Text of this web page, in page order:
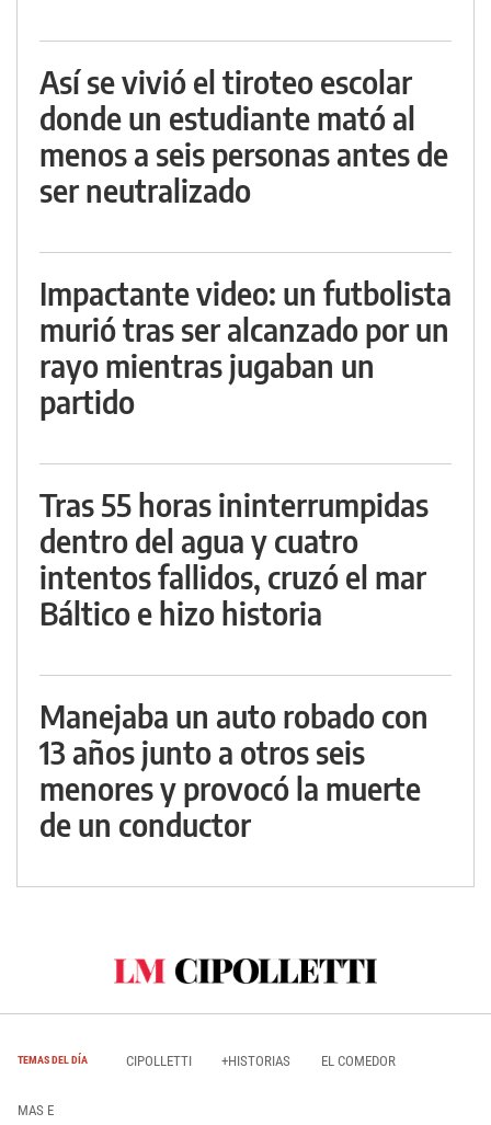
Así se vivió el tiroteo escolar
donde un estudiante mató al
menos a seis personas antes de
ser neutralizado
Impactante video: un futbolista
murió tras ser alcanzado por un
rayo mientras jugaban un
partido
Tras 55 horas ininterrumpidas
dentro del agua y cuatro
intentos fallidos, cruzó el mar
Báltico e hizo historia
Manejaba un auto robado con
13 años junto a otros seis
menores y provocó la muerte
de un conductor
TEMAS DEL DÍA CIPOLLETTI +HISTORIAS EL COMEDOR
MAS E